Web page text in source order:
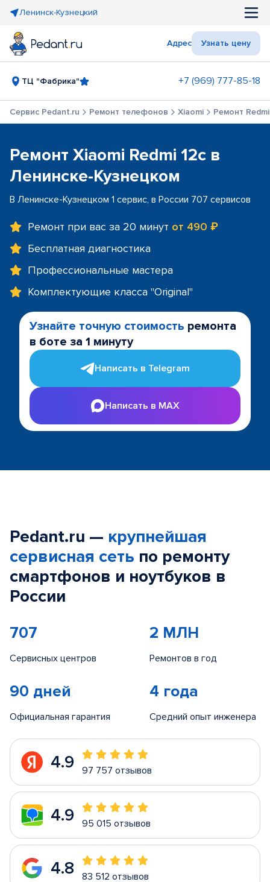
Ленинск-Кузнецкий
Адрес Узнать цену
ТЦ "Фабрика" +7 (969) 777-85-18
Сервис Pedant.ru Ремонт телефонов Xiaomi Ремонт
Ремонт Xiaomi Redmi 12c в
Ленинске-Кузнецком
В Ленинске-Кузнецком 1 сервис, в России 707 сервисов
Ремонт при вас за 20 минут от 490 ₽
Бесплатная диагностика
Профессиональные мастера
Комплектующие класса "Original"
Узнайте точную стоимость ремонта
в боте за 1 минуту
Написать в Telegram
Написать в MAX
Pedant.ru — крупнейшая
сервисная сеть по ремонту
смартфонов и ноутбуков в
России
707
Сервисных центров
2 МЛН
Ремонтов в год
90 дней
Официальная гарантия
4 года
Средний опыт инженера
4.9 97 757 отзывов
4.9 95 015 отзывов
4.8 83 512 отзывов